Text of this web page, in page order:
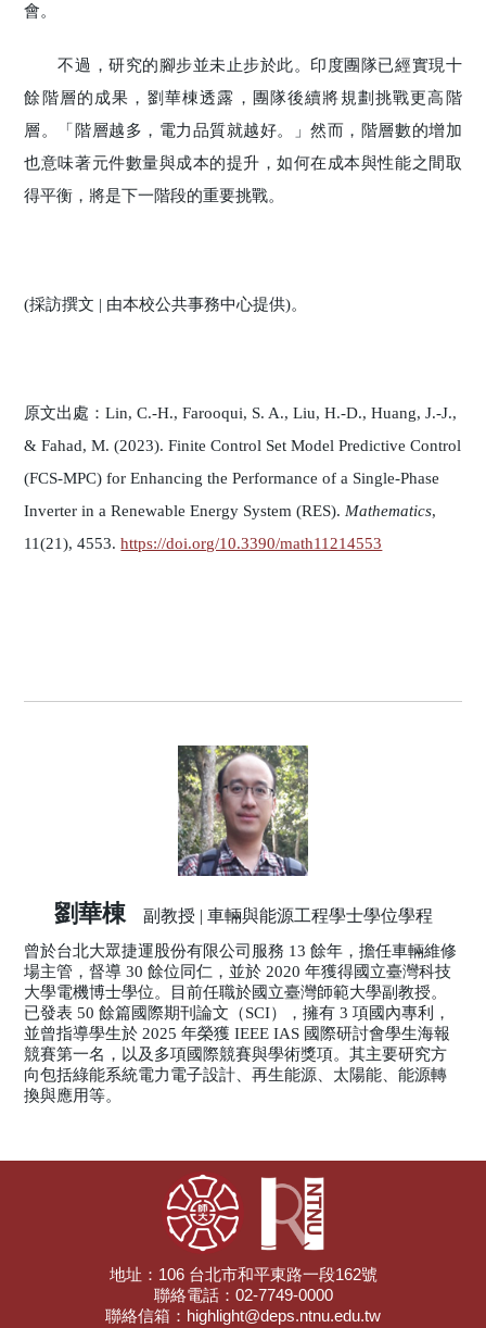
會。
不過，研究的腳步並未止步於此。印度團隊已經實現十
餘階層的成果，劉華棟透露，團隊後續將規劃挑戰更高階
層。「階層越多，電力品質就越好。」然而，階層數的增加
也意味著元件數量與成本的提升，如何在成本與性能之間取
得平衡，將是下一階段的重要挑戰。
(採訪撰文 | 由本校公共事務中心提供)。
原文出處：Lin, C.-H., Farooqui, S. A., Liu, H.-D., Huang, J.-J.,
& Fahad, M. (2023). Finite Control Set Model Predictive Control
(FCS-MPC) for Enhancing the Performance of a Single-Phase
Inverter in a Renewable Energy System (RES). Mathematics,
11(21), 4553.https://doi.org/10.3390/math11214553
劉華棟 副教授 | 車輛與能源工程學士學位學程
曾於台北大眾捷運股份有限公司服務 13 餘年，擔任車輛維修
場主管，督導 30 餘位同仁，並於 2020 年獲得國立臺灣科技
大學電機博士學位。目前任職於國立臺灣師範大學副教授。
已發表 50 餘篇國際期刊論文（SCI），擁有 3 項國內專利，
並曾指導學生於 2025 年榮獲 IEEE IAS 國際研討會學生海報
競賽第一名，以及多項國際競賽與學術獎項。其主要研究方
向包括綠能系統電力電子設計、再生能源、太陽能、能源轉
換與應用等。
地址：106 台北市和平東路一段162號
聯絡電話：02-7749-0000
聯絡信箱：highlight@deps.ntnu.edu.tw